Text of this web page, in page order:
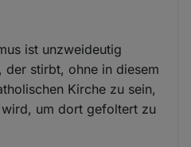
ist unzweideutig
der stirbt, ohne in diesem
Kirche zu sein,
um dort gefoltert zu